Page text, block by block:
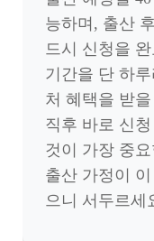
능하며, 출산
드시 신청을 완
기간을 단 하
처 혜택을 받
직후 바로 신
것이 가장 중
출산 가정이
으니 서두르세